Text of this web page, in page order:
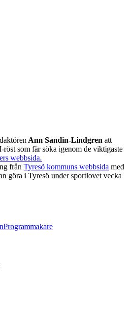
Ann Sandin-Lindgren att
röst som får söka igenom de viktigaste
webbsida.
från Tyresö kommuns webbsida med
göra i Tyresö under sportlovet vecka
Programmakare